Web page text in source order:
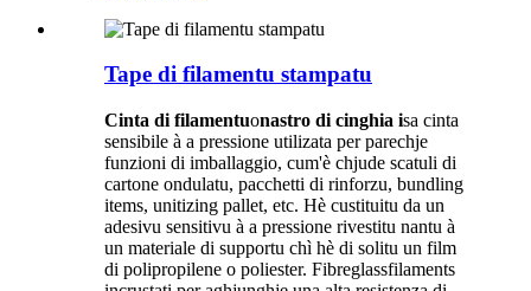
Tape di filamentu stampatu
Cinta di filamentuonastro di cinghia isa cinta
sensibile à a pressione utilizata per parechje
funzioni di imballaggio, cum'è chjude scatuli di
cartone ondulatu, pacchetti di rinforzu, bundling
items, unitizing pallet, etc. Hè custituitu da un
adesivu sensitivu à a pressione rivestitu nantu à
un materiale di supportu chì hè di solitu un film
di polipropilene o poliester. Fibreglassfilaments